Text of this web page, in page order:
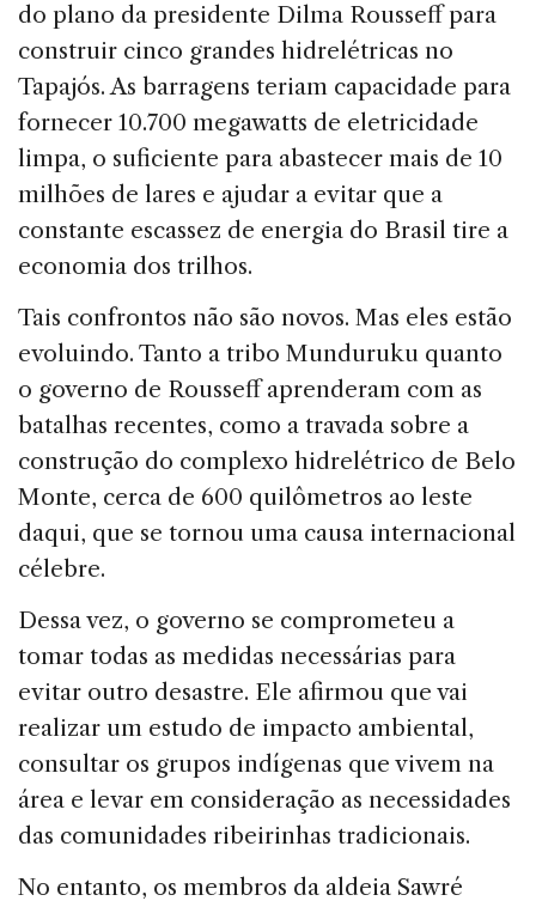
do plano da presidente Dilma Rousseff para
construir cinco grandes hidrelétricas no
Tapajós. As barragens teriam capacidade para
fornecer 10.700 megawatts de eletricidade
limpa, o suficiente para abastecer mais de 10
milhões de lares e ajudar a evitar que a
constante escassez de energia do Brasil tire a
economia dos trilhos.
Tais confrontos não são novos. Mas eles estão
evoluindo. Tanto a tribo Munduruku quanto
o governo de Rousseff aprenderam com as
batalhas recentes, como a travada sobre a
construção do complexo hidrelétrico de Belo
Monte, cerca de 600 quilômetros ao leste
daqui, que se tornou uma causa internacional
célebre.
Dessa vez, o governo se comprometeu a
tomar todas as medidas necessárias para
evitar outro desastre. Ele afirmou que vai
realizar um estudo de impacto ambiental,
consultar os grupos indígenas que vivem na
área e levar em consideração as necessidades
das comunidades ribeirinhas tradicionais.
No entanto, os membros da aldeia Sawré